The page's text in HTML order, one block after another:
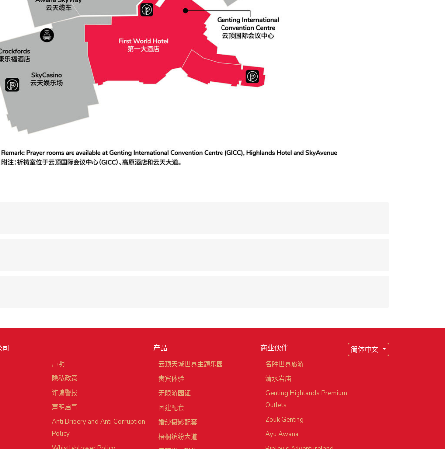
司
声明
隐私政策
诈骗警报
声明启事
Anti Bribery and Anti Corruption
Policy
产品
云顶天城世界主题乐园
贵宾体验
无限游园证
团建配套
婚纱摄影配套
梧桐缤纷大道
商业伙伴
名胜世界旅游
清水岩庙
Genting Highlands Premium
Outlets
Zouk Genting
Ayu Awana
简体中文